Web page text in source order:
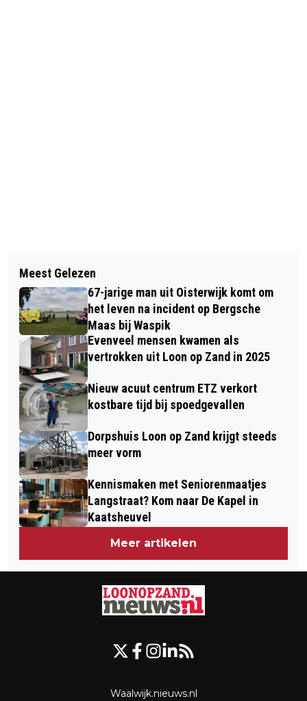
NK SNELWANDELEN MET
INTERNATIONALE DEELNAME
STOELYOGA EN YOGA OP DE MAT BIJ
TOON
Meest Gelezen
67-jarige man uit Oisterwijk komt om
het leven na incident op Bergsche
Maas bij Waspik
Evenveel mensen kwamen als
vertrokken uit Loon op Zand in 2025
Nieuw acuut centrum ETZ verkort
kostbare tijd bij spoedgevallen
Dorpshuis Loon op Zand krijgt steeds
meer vorm
Kennismaken met Seniorenmaatjes
Langstraat? Kom naar De Kapel in
Kaatsheuvel
Meer artikelen
Waalwijk.nieuws.nl